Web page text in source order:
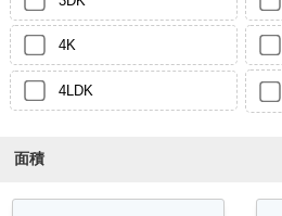
4K
4LDK
面積